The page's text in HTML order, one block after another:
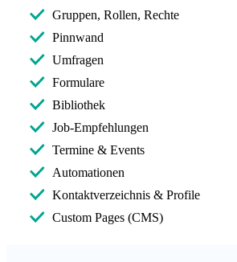
Gruppen, Rollen, Rechte
Pinnwand
Umfragen
Formulare
Bibliothek
Job-Empfehlungen
Termine & Events
Automationen
Kontaktverzeichnis & Profile
Custom Pages (CMS)